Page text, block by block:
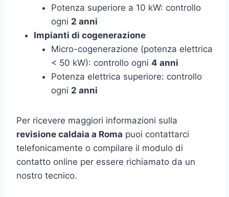
Potenza superiore a 10 kW: controllo
ogni 2 anni
Impianti di cogenerazione
Micro-cogenerazione (potenza elettrica
< 50 kW): controllo ogni 4 anni
Potenza elettrica superiore: controllo
ogni 2 anni
Per ricevere maggiori informazioni sulla
revisione caldaia a Roma puoi contattarci
telefonicamente o compilare il modulo di
contatto online per essere richiamato da un
nostro tecnico.